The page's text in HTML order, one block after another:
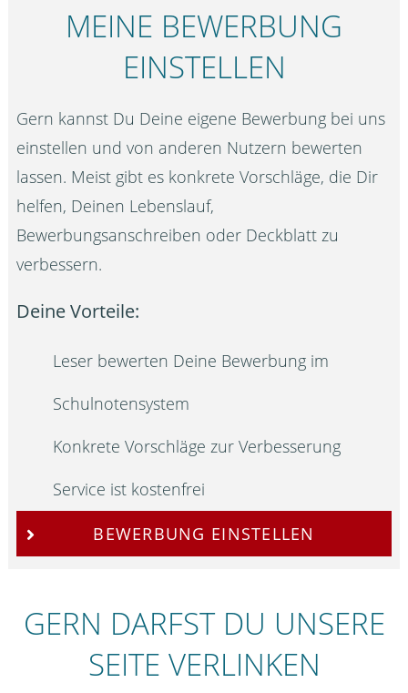
MEINE BEWERBUNG
EINSTELLEN
Gern kannst Du Deine eigene Bewerbung bei uns
einstellen und von anderen Nutzern bewerten
lassen. Meist gibt es konkrete Vorschläge, die Dir
helfen, Deinen Lebenslauf,
Bewerbungsanschreiben oder Deckblatt zu
verbessern.
Deine Vorteile:
Leser bewerten Deine Bewerbung im
Schulnotensystem
Konkrete Vorschläge zur Verbesserung
Service ist kostenfrei
BEWERBUNG EINSTELLEN
GERN DARFST DU UNSERE
SEITE VERLINKEN